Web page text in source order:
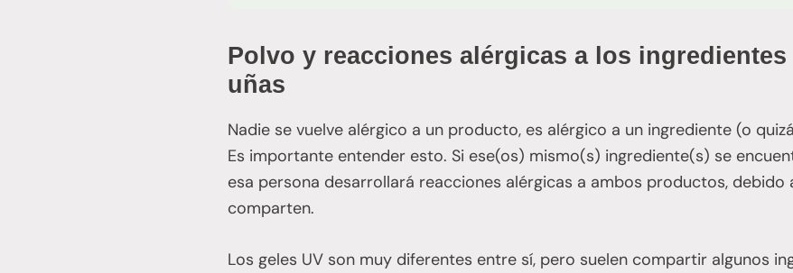
Polvo y reacciones alérgicas a los ingredientes
uñas
Nadie se vuelve alérgico a un producto, es alérgico a un ingrediente (o
Es importante entender esto. Si ese(os) mismo(s) ingrediente(s) se
esa persona desarrollará reacciones alérgicas a ambos productos, debido
comparten.
Los geles UV son muy diferentes entre sí, pero suelen compartir algunos